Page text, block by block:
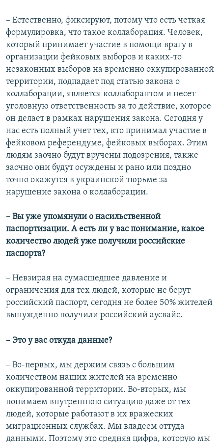
– Естественно, фиксируют, потому что есть четкая
формулировка, что такое коллаборация. Человек,
который принимает участие в помощи врагу в
организации фейковых выборов и каких-то
незаконных выборов на временно оккупированной
территории, подпадает под статью закона о
коллаборации, является коллаборантом и несет
уголовную ответственность за то действие, которое
он делает в рамках нарушения закона. Сегодня у
нас есть полный учет тех, кто принимал участие в
фейковом референдуме, фейковых выборах. Этим
людям заочно будут вручены подозрения, также
заочно они будут осуждены и рано или поздно
точно окажутся в украинской тюрьме за
нарушение закона о коллаборации.
– Вы уже упомянули о насильственной
паспортизации. А есть ли у вас понимание, какое
количество людей уже получили российские
паспорта?
– Невзирая на сумасшедшее давление и
ограничения для тех людей, которые не берут
российский паспорт, сегодня не более 50% жителей
вынужденно получили российский аусвайс.
– Это у вас откуда данные?
– Во-первых, мы держим связь с большим
количеством наших жителей на временно
оккупированной территории. Во-вторых, мы
понимаем внутреннюю ситуацию даже от тех
людей, которые работают в их вражеских
миграционных службах. Мы владеем оттуда
данными. Поэтому это средняя цифра, которую мы